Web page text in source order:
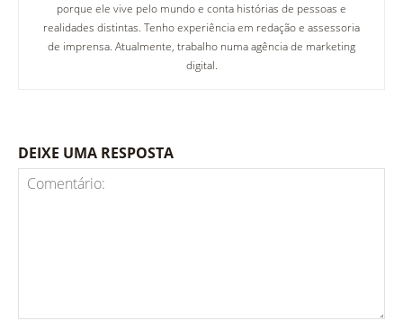
porque ele vive pelo mundo e conta histórias de pessoas e
realidades distintas. Tenho experiência em redação e assessoria
de imprensa. Atualmente, trabalho numa agência de marketing
digital.
DEIXE UMA RESPOSTA